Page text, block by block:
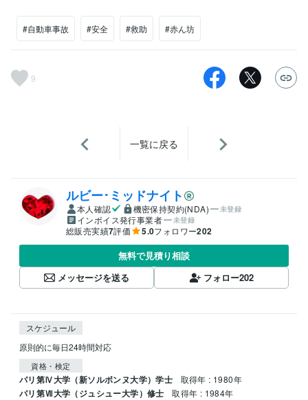
#自動車事故 #安全 #救助 #赤ん坊
9
一覧に戻る
ルビー･ミッドナイト
本人確認 機密保持契約(NDA) 未登録
インボイス発行事業者 未登録
総販売実績7評価 5.0フォロワー202
無料で見積り相談
メッセージを送る
フォロー202
スケジュール
原則的に毎日24時間対応
資格・検定
パリ第Ⅳ大学（新ソルボンヌ大学）学士 取得年 : 1980年
パリ第Ⅶ大学（ジュシュー大学）修士 取得年 : 1984年